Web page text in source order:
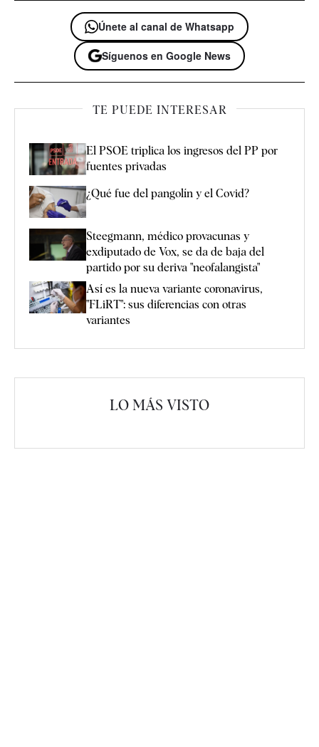
Únete al canal de Whatsapp
Síguenos en Google News
TE PUEDE INTERESAR
El PSOE triplica los ingresos del PP por
fuentes privadas
¿Qué fue del pangolín y el Covid?
Steegmann, médico provacunas y
exdiputado de Vox, se da de baja del
partido por su deriva "neofalangista"
Así es la nueva variante coronavirus,
"FLiRT": sus diferencias con otras
variantes
LO MÁS VISTO